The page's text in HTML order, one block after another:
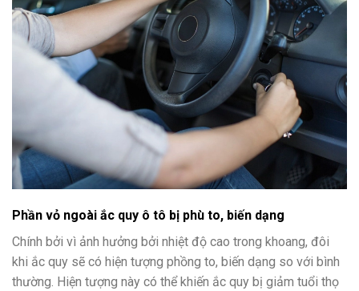
Phần vỏ ngoài ắc quy ô tô bị phù to, biến dạng
Chính bởi vì ảnh hưởng bởi nhiệt độ cao trong khoang, đôi
khi ắc quy sẽ có hiện tượng phồng to, biến dạng so với bình
thường. Hiện tượng này có thể khiến ắc quy bị giảm tuổi thọ